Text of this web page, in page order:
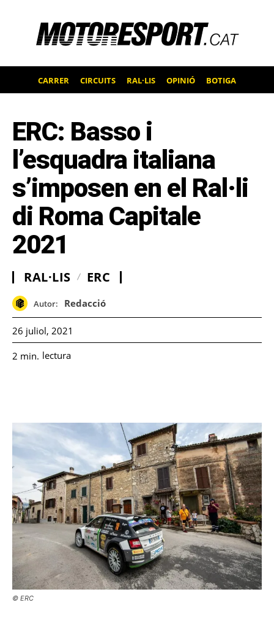
CARRER CIRCUITS RAL·LIS OPINIÓ BOTIGA
ERC: Basso i
l’esquadra italiana
s’imposen en el Ral·li
di Roma Capitale
2021
RAL·LIS ERC
Autor: Redacció
26 juliol, 2021
2 min. lectura
© ERC